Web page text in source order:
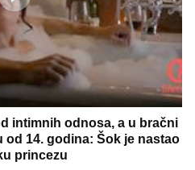
intimnih odnosa, a u bračni
od 14. godina: Šok je nastao
princezu